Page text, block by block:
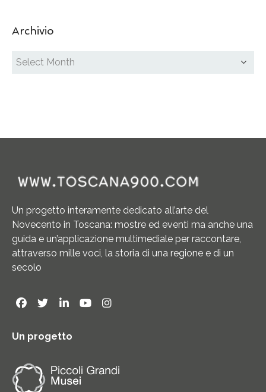
Archivio
Un progetto interamente dedicato all’arte del
Novecento in Toscana: mostre ed eventi ma anche una
guida e un’applicazione multimediale per raccontare,
attraverso mille voci, la storia di una regione e di un
secolo
Un progetto